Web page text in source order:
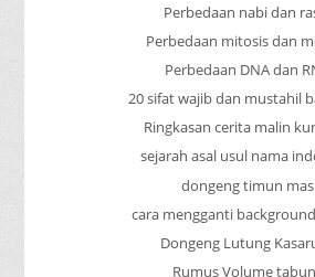
Perbedaan nabi dan
Perbedaan mitosis dan
Perbedaan DNA dan
20 sifat wajib dan mustahil
Ringkasan cerita malin
sejarah asal usul nama
dongeng timun mas
cara mengganti
Dongeng Lutung
Rumus Volume